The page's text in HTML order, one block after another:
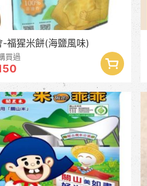
-福猩米餅(海鹽風味)
買過